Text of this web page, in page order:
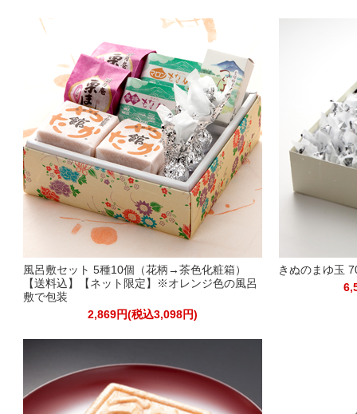
風呂敷セット 5種10個（花柄→茶色化粧箱）
【送料込】【ネット限定】※オレンジ色の風呂
敷で包装
2,869円(税込3,098円)
きぬのまゆ玉